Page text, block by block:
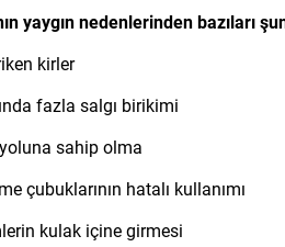
yaygın nedenlerinden bazıları
kirler
fazla salgı birikimi
sahip olma
çubuklarının hatalı kullanımı
kulak içine girmesi